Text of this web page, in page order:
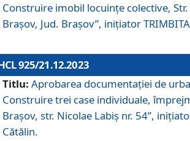
Construire imobil locuințe colective, Str.
Brașov, Jud. Brașov”, inițiator
925/21.12.2023
Titlu: Aprobarea documentaţiei de
Construire trei case individuale,
Brașov, str. Nicolae Labiș nr. 54”,
Cătălin.